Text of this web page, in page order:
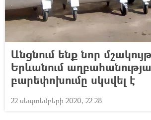
Անցնում ենք նոր
Երևանում
բարեփոխումը սկսվել է
22 սեպտեմբերի 2020, 22:28